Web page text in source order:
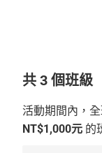
共 3 個班級
活動期間內，
NT$1,000元 的